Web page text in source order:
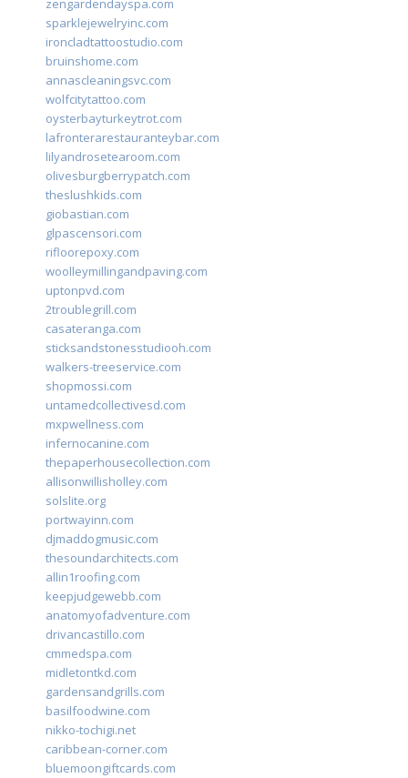
zengardendayspa.com
sparklejewelryinc.com
ironcladtattoostudio.com
bruinshome.com
annascleaningsvc.com
wolfcitytattoo.com
oysterbayturkeytrot.com
lafronterarestauranteybar.com
lilyandrosetearoom.com
olivesburgberrypatch.com
theslushkids.com
giobastian.com
glpascensori.com
rifloorepoxy.com
woolleymillingandpaving.com
uptonpvd.com
2troublegrill.com
casateranga.com
sticksandstonesstudiooh.com
walkers-treeservice.com
shopmossi.com
untamedcollectivesd.com
mxpwellness.com
infernocanine.com
thepaperhousecollection.com
allisonwillisholley.com
solslite.org
portwayinn.com
djmaddogmusic.com
thesoundarchitects.com
allin1roofing.com
keepjudgewebb.com
anatomyofadventure.com
drivancastillo.com
cmmedspa.com
midletontkd.com
gardensandgrills.com
basilfoodwine.com
nikko-tochigi.net
caribbean-corner.com
bluemoongiftcards.com